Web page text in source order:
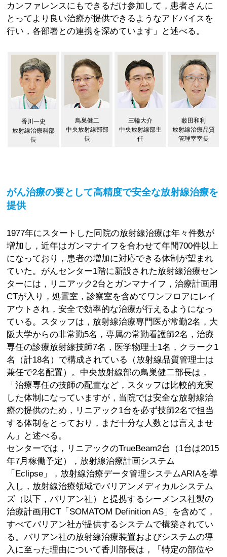
カンファレンスにもできるだけ参加して，患者さんに
とってより良い治療が提供できるようなアドバイスを
行い，各部署との連携を深めています」と述べる。
香川一史
放射線治療科部
長
鳥巣健二
中央放射線部部
長
三輪大介
中央放射線部主
任
薮田和利
放射線治療品質
管理室室長
がん治療の要として高精度で安全な放射線治療を
提供
1977年にスタートした同院の放射線治療は年々件数が
増加し，近年はガンマナイフを合わせて年間700件以上
になっており，患者の増加に対応できる体制が望まれ
ていた。がんセンター1階に新設された放射線治療セン
ターには，リニアック2台とガンマナイフ，治療計画用
CTが入り，処置室，診察室を含めてワンフロアにレイ
アウトされ，安全で効率的な治療が行えるようになっ
ている。スタッフは，放射線治療専門医が常勤2名，大
阪大学からの非常勤5名，専属の常勤看護師2名，治療
専任の診療放射線技師7名，医学物理士1名，クラーク1
名（計18名）で構成されている（放射線品質管理士は
兼任で2名配置）。中央放射線部の鳥巣健二部長は，
「治療専任の技師の配置など，スタッフは比較的充実
した体制になっていますが，当院では安全な放射線治
療の提供のため，リニアック1台を必ず技師2名で担当
する体制をとっており，まだ十分な人数とは言えませ
ん」と述べる。
センターでは，リニアックのTrueBeam2台（1台は2015
年7月稼働予定），放射線治療計画システム
「Eclipse」，放射線治療データ管理システムARIAを導
入し，放射線治療領域でバリアンメディカルシステム
ズ（以下，バリアン社）と提携するシーメンス社製の
治療計画用CT「SOMATOM Definition AS」を含めて，
すべてバリアン社が提供するシステムで構築されてい
る。バリアン社の放射線治療装置およびシステムの導
入に至った理由について香川部長は，「特定の部位や